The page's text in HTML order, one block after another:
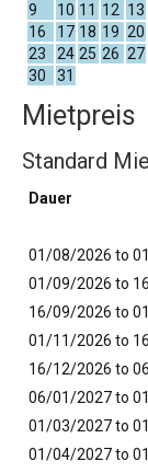
9
10 11 12 13
16
17 18 19 20
23
24 25 26 27
30
31
Mietpreis
Standard
Dauer
01/08/2026 to
01/09/2026 to
16/09/2026 to
01/11/2026 to
16/12/2026 to
06/01/2027 to
01/03/2027 to
01/04/2027 to